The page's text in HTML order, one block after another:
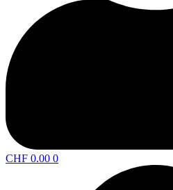
CHF 0.00 0